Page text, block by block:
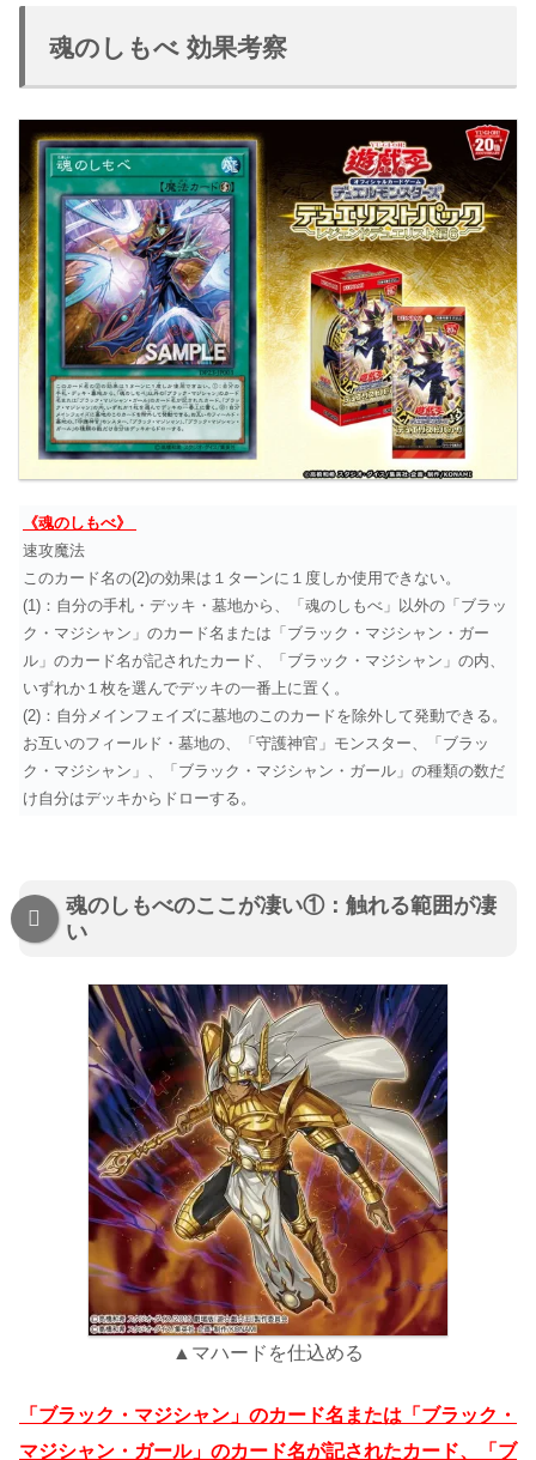
魂のしもべ 効果考察
《魂のしもべ》
速攻魔法
このカード名の(2)の効果は１ターンに１度しか使用できない。
(1)：自分の手札・デッキ・墓地から、「魂のしもべ」以外の「ブラッ
ク・マジシャン」のカード名または「ブラック・マジシャン・ガー
ル」のカード名が記されたカード、「ブラック・マジシャン」の内、
いずれか１枚を選んでデッキの一番上に置く。
(2)：自分メインフェイズに墓地のこのカードを除外して発動できる。
お互いのフィールド・墓地の、「守護神官」モンスター、「ブラッ
ク・マジシャン」、「ブラック・マジシャン・ガール」の種類の数だ
け自分はデッキからドローする。
魂のしもべのここが凄い①：触れる範囲が凄
い
▲マハードを仕込める
「ブラック・マジシャン」のカード名または「ブラック・
マジシャン・ガール」のカード名が記されたカード、「ブ